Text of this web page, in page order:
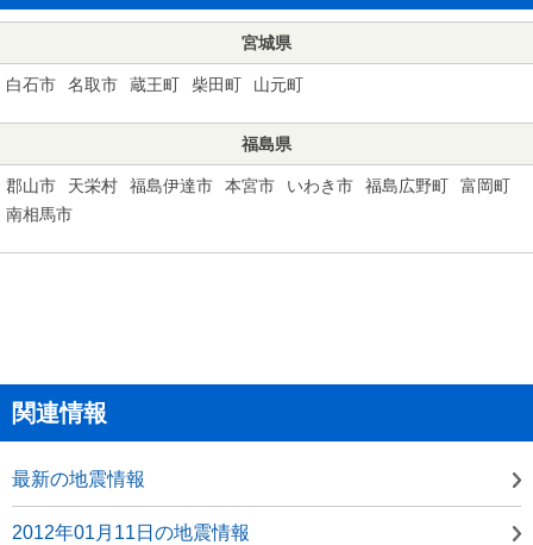
宮城県
白石市 名取市 蔵王町 柴田町 山元町
福島県
郡山市 天栄村 福島伊達市 本宮市 いわき市 福島広野町
富岡町
南相馬市
関連情報
最新の地震情報
2012年01月11日の地震情報